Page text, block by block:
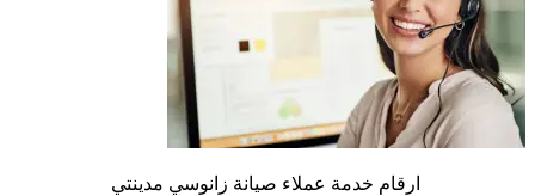
ارقام خدمة عملاء صيانة زانوسي مدينتي